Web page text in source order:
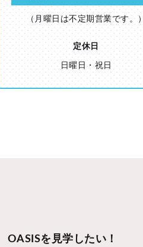
（月曜日は不定期営業です。）
定休日
日曜日・祝日
OASISを見学したい！